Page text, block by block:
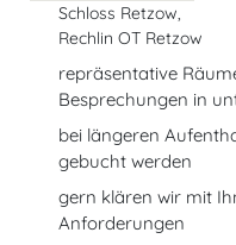
Schloss Retzow,
Rechlin OT Retzow
repräsentative
Besprechungen in
bei längeren
gebucht werden
gern klären wir mit
Anforderungen